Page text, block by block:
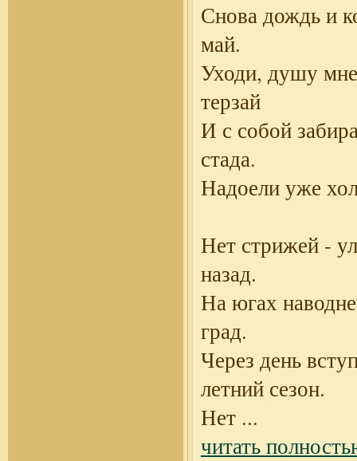
Снова дождь и
май.
Уходи, душу
терзай
И с собой
стада.
Надоели уже
Нет стрижей -
назад.
На югах
град.
Через день
летний сезон.
Нет ...
читать